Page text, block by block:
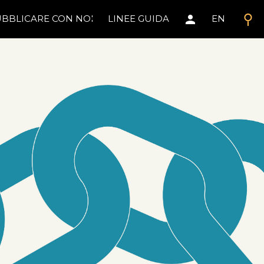
search
CON NOI LINEE GUIDA person EN